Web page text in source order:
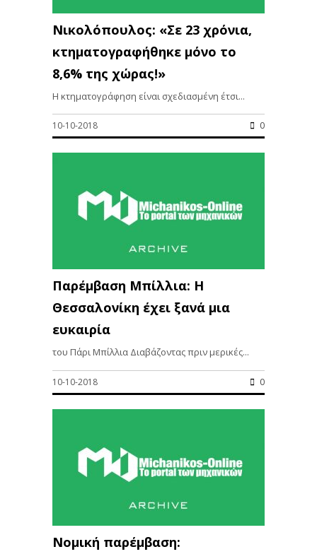
Νικολόπουλος: «Σε 23 χρόνια,
κτηματογραφήθηκε μόνο το
8,6% της χώρας!»
Η κτηματογράφηση είναι σχεδιασμένη έτσι...
10-10-2018 0
Παρέμβαση Μπίλλια: Η
Θεσσαλονίκη έχει ξανά μια
ευκαιρία
του Πάρι Μπίλλια Διαβάζοντας πριν μερικές...
10-10-2018 0
Νομική παρέμβαση: